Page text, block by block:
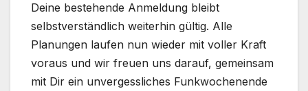
Deine bestehende Anmeldung bleibt
selbstverständlich weiterhin gültig. Alle
Planungen laufen nun wieder mit voller Kraft
voraus und wir freuen uns darauf, gemeinsam
mit Dir ein unvergessliches Funkwochenende